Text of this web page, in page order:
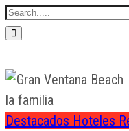
Destacados Hoteles